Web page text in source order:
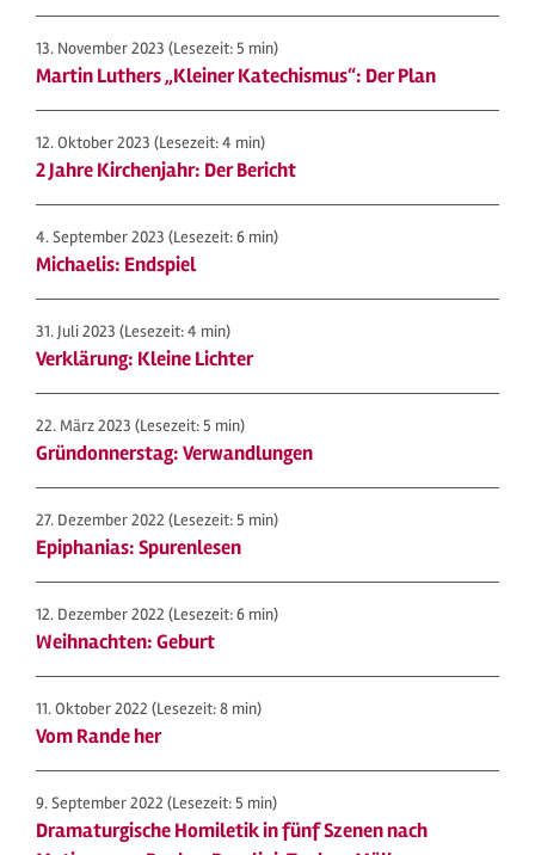
13. November 2023 (Lesezeit: 5 min)
Martin Luthers „Kleiner Katechismus“: Der Plan
12. Oktober 2023 (Lesezeit: 4 min)
2 Jahre Kirchenjahr: Der Bericht
4. September 2023 (Lesezeit: 6 min)
Michaelis: Endspiel
31. Juli 2023 (Lesezeit: 4 min)
Verklärung: Kleine Lichter
22. März 2023 (Lesezeit: 5 min)
Gründonnerstag: Verwandlungen
27. Dezember 2022 (Lesezeit: 5 min)
Epiphanias: Spurenlesen
12. Dezember 2022 (Lesezeit: 6 min)
Weihnachten: Geburt
11. Oktober 2022 (Lesezeit: 8 min)
Vom Rande her
9. September 2022 (Lesezeit: 5 min)
Dramaturgische Homiletik in fünf Szenen nach